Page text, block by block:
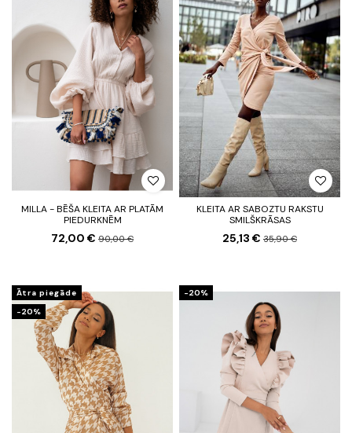
MILLA - BĒŠA KLEITA AR PLATĀM
PIEDURKNĒM
72,00 € 90,00 €
KLEITA AR SABOZTU RAKSTU
SMILŠKRĀSAS
25,13 € 35,90 €
Ātra piegāde
-20%
-20%